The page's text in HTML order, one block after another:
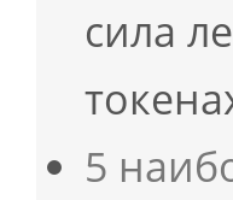
сила
5